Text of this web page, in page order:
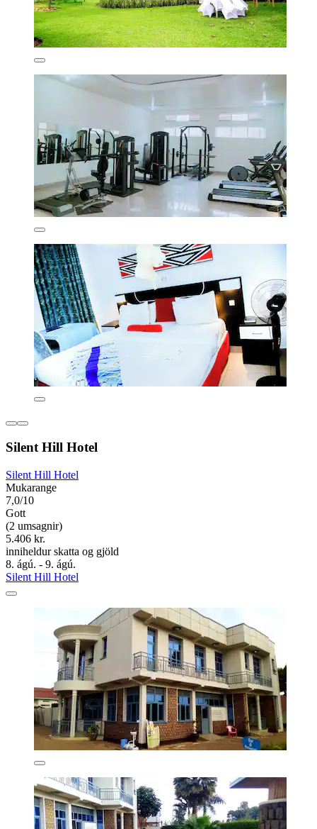
Silent Hill Hotel
Silent Hill Hotel
Mukarange
7,0/10
Gott
(2 umsagnir)
5.406 kr.
inniheldur skatta og gjöld
8. ágú. - 9. ágú.
Silent Hill Hotel